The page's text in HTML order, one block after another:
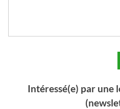
Intéressé(e) par une